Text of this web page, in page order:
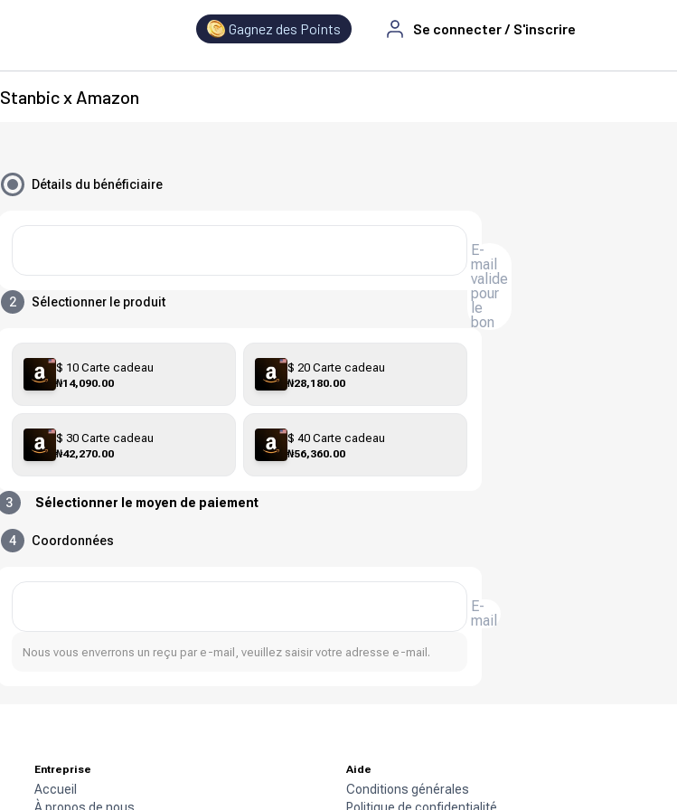
Gagnez des Points Se connecter / S'inscrire
Stanbic x Amazon
Détails du bénéficiaire
E-
mail
valide
pour
le
bon
2 Sélectionner le produit
$ 10 Carte cadeau
₦14,090.00
$ 20 Carte cadeau
₦28,180.00
$ 30 Carte cadeau
₦42,270.00
$ 40 Carte cadeau
₦56,360.00
3 Sélectionner le moyen de paiement
4 Coordonnées
E-
mail
Nous vous enverrons un reçu par e-mail, veuillez saisir votre adresse e-mail.
Entreprise
Accueil
Aide
Conditions générales